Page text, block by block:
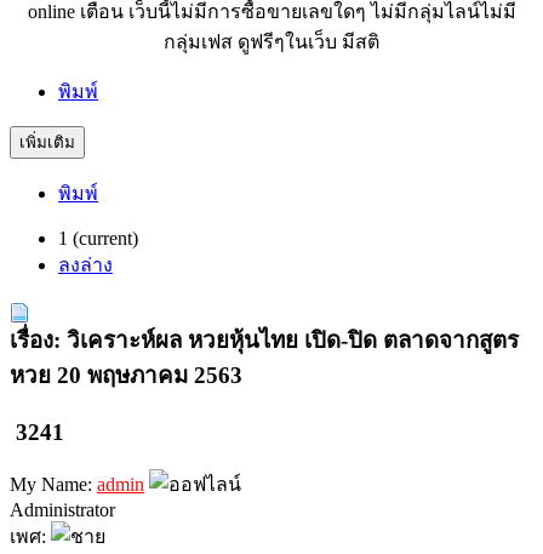
online เตือน เว็บนี้ไม่มีการซื้อขายเลขใดๆ ไม่มีกลุ่มไลน์ไม่มี
กลุ่มเฟส ดูฟรีๆในเว็บ มีสติ
พิมพ์
เพิ่มเติม
พิมพ์
1 (current)
ลงล่าง
เรื่อง: วิเคราะห์ผล หวยหุ้นไทย เปิด-ปิด ตลาดจากสูตร
หวย 20 พฤษภาคม 2563
3241
My Name: admin
Administrator
เพศ: